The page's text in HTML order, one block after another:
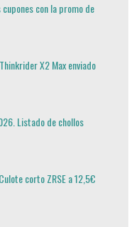
con la promo de
X2 Max enviado
Listado de chollos
corto ZRSE a 12,5€